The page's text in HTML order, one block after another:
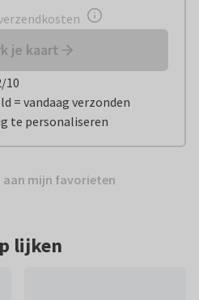
je kaart
10
= vandaag verzonden
te personaliseren
aan mijn favorieten
lijken